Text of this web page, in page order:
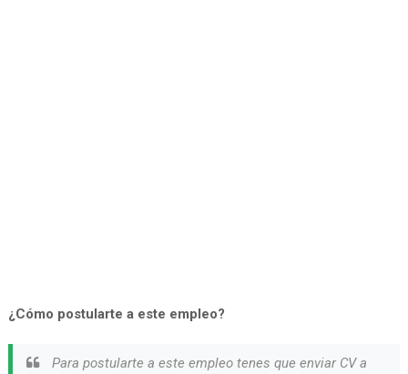
¿Cómo postularte a este empleo?
Para postularte a este empleo tenes que enviar CV a